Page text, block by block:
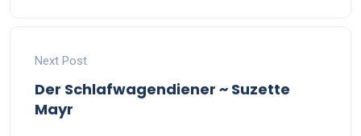
Next Post
Der Schlafwagendiener ~ Suzette
Mayr